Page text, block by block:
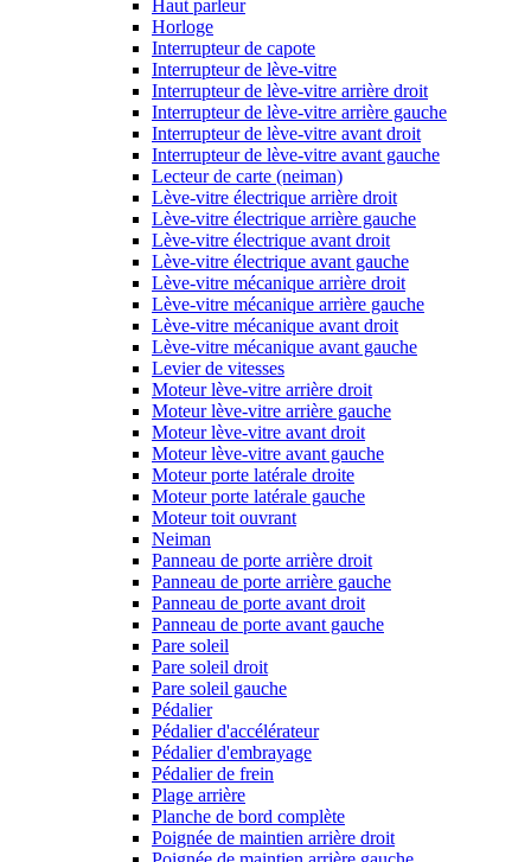
Haut parleur
Horloge
Interrupteur de capote
Interrupteur de lève-vitre
Interrupteur de lève-vitre arrière droit
Interrupteur de lève-vitre arrière gauche
Interrupteur de lève-vitre avant droit
Interrupteur de lève-vitre avant gauche
Lecteur de carte (neiman)
Lève-vitre électrique arrière droit
Lève-vitre électrique arrière gauche
Lève-vitre électrique avant droit
Lève-vitre électrique avant gauche
Lève-vitre mécanique arrière droit
Lève-vitre mécanique arrière gauche
Lève-vitre mécanique avant droit
Lève-vitre mécanique avant gauche
Levier de vitesses
Moteur lève-vitre arrière droit
Moteur lève-vitre arrière gauche
Moteur lève-vitre avant droit
Moteur lève-vitre avant gauche
Moteur porte latérale droite
Moteur porte latérale gauche
Moteur toit ouvrant
Neiman
Panneau de porte arrière droit
Panneau de porte arrière gauche
Panneau de porte avant droit
Panneau de porte avant gauche
Pare soleil
Pare soleil droit
Pare soleil gauche
Pédalier
Pédalier d'accélérateur
Pédalier d'embrayage
Pédalier de frein
Plage arrière
Planche de bord complète
Poignée de maintien arrière droit